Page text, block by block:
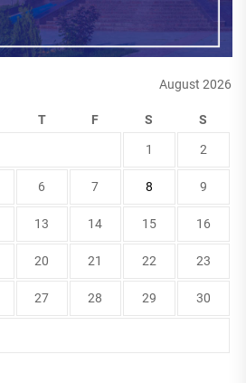
August 2026
T F S S
1 2
6 7 8 9
13 14 15 16
20 21 22 23
27 28 29 30